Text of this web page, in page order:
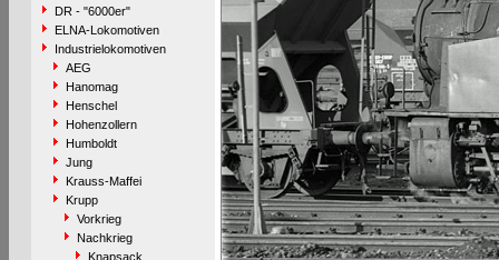
DR - "6000er"
ELNA-Lokomotiven
Industrielokomotiven
AEG
Hanomag
Henschel
Hohenzollern
Humboldt
Jung
Krauss-Maffei
Krupp
Vorkrieg
Nachkrieg
Knapsack